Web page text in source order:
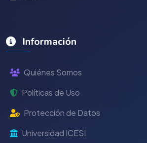
Información
Quiénes Somos
Políticas de Uso
Protección de Datos
Universidad ICESI